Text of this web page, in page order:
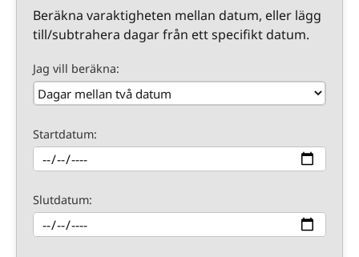
Beräkna varaktigheten mellan datum, eller lägg
till/subtrahera dagar från ett specifikt datum.
Jag vill beräkna:
Startdatum:
Slutdatum: